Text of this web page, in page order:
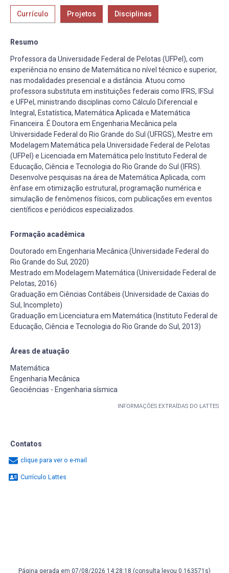
Currículo Projetos Disciplinas
Resumo
Professora da Universidade Federal de Pelotas (UFPel), com
experiência no ensino de Matemática no nível técnico e superior,
nas modalidades presencial e a distância. Atuou como
professora substituta em instituições federais como IFRS, IFSul
e UFPel, ministrando disciplinas como Cálculo Diferencial e
Integral, Estatística, Matemática Aplicada e Matemática
Financeira. É Doutora em Engenharia Mecânica pela
Universidade Federal do Rio Grande do Sul (UFRGS), Mestre em
Modelagem Matemática pela Universidade Federal de Pelotas
(UFPel) e Licenciada em Matemática pelo Instituto Federal de
Educação, Ciência e Tecnologia do Rio Grande do Sul (IFRS).
Desenvolve pesquisas na área de Matemática Aplicada, com
ênfase em otimização estrutural, programação numérica e
simulação de fenômenos físicos, com publicações em eventos
científicos e periódicos especializados.
Formação acadêmica
Doutorado em Engenharia Mecânica (Universidade Federal do
Rio Grande do Sul, 2020)
Mestrado em Modelagem Matemática (Universidade Federal de
Pelotas, 2016)
Graduação em Ciências Contábeis (Universidade de Caxias do
Sul, Incompleto)
Graduação em Licenciatura em Matemática (Instituto Federal de
Educação, Ciência e Tecnologia do Rio Grande do Sul, 2013)
Áreas de atuação
Matemática
Engenharia Mecânica
Geociências - Engenharia sísmica
INFORMAÇÕES EXTRAÍDAS DO LATTES
Contatos
clique para ver o e-mail
Currículo Lattes
Página gerada em 07/08/2026 14:28:18 (consulta levou 0.163571s)